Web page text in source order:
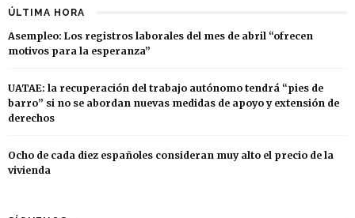
ÚLTIMA HORA
Asempleo: Los registros laborales del mes de abril “ofrecen
motivos para la esperanza”
UATAE: la recuperación del trabajo autónomo tendrá “pies de
barro” si no se abordan nuevas medidas de apoyo y extensión de
derechos
Ocho de cada diez españoles consideran muy alto el precio de la
vivienda